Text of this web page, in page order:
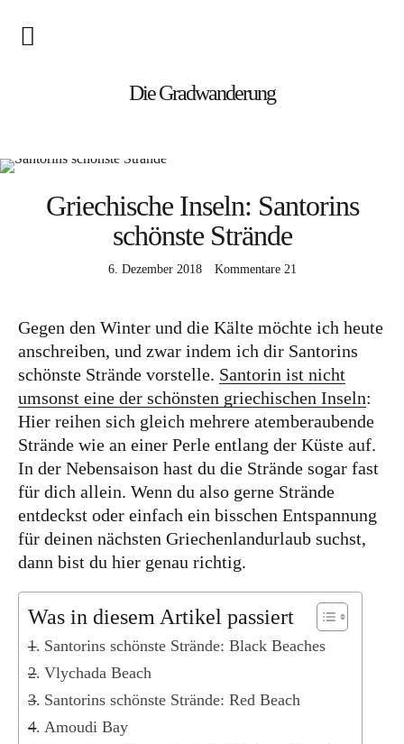
Die Gradwanderung
Blog
Reisen
Afrika
Seychellen
Amerika
Kanada
USA
Westküste
Ostküste
Hawaii
China
Japan
Taiwan
Griechische Inseln: Santorins
schönste Strände
6. Dezember 2018 Kommentare 21
Gegen den Winter und die Kälte möchte ich heute
anschreiben, und zwar indem ich dir Santorins
schönste Strände vorstelle. Santorin ist nicht
umsonst eine der schönsten griechischen Inseln:
Hier reihen sich gleich mehrere atemberaubende
Strände wie an einer Perle entlang der Küste auf.
In der Nebensaison hast du die Strände sogar fast
für dich allein. Wenn du also gerne Strände
entdeckst oder einfach ein bisschen Entspannung
für deinen nächsten Griechenlandurlaub suchst,
dann bist du hier genau richtig.
Was in diesem Artikel passiert
Santorins schönste Strände: Black Beaches
Vlychada Beach
Santorins schönste Strände: Red Beach
Amoudi Bay